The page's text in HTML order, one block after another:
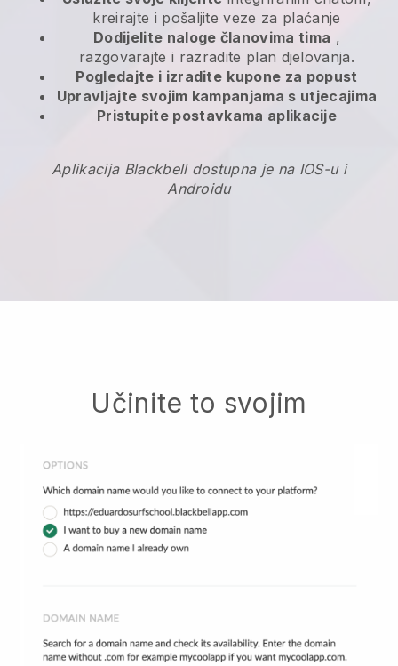
kreirajte i pošaljite veze za plaćanje
Dodijelite naloge članovima tima ,
razgovarajte i razradite plan djelovanja.
Pogledajte i izradite kupone za popust
Upravljajte svojim kampanjama s utjecajima
Pristupite postavkama aplikacije
Aplikacija Blackbell dostupna je na IOS-u i
Androidu
Učinite to svojim